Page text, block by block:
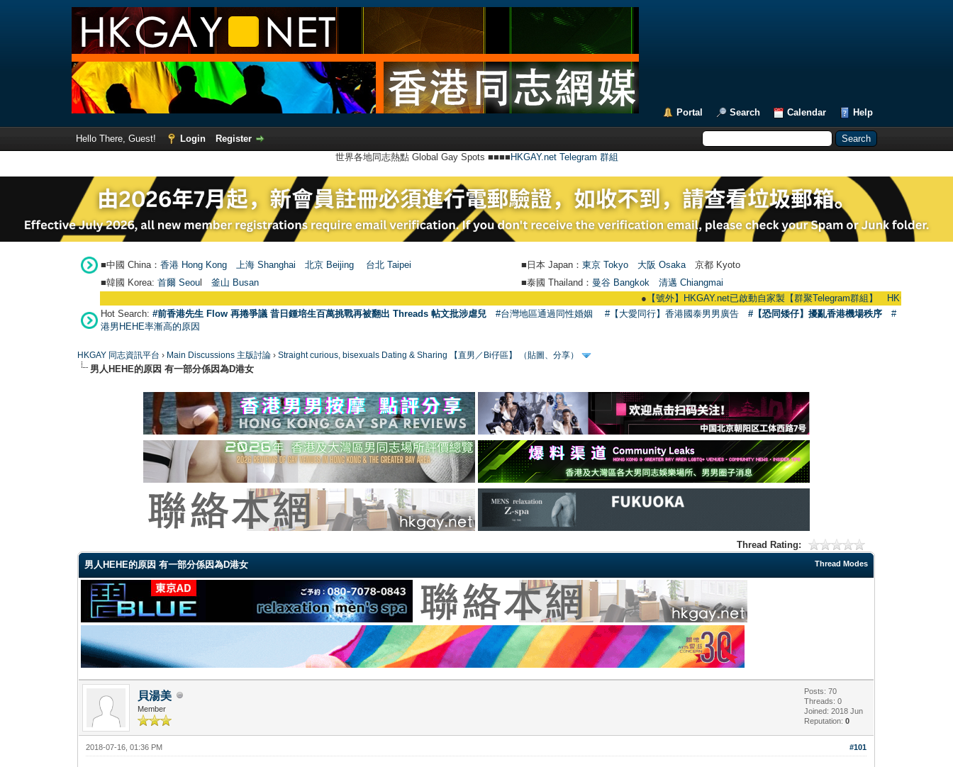
Portal Search Calendar Help
Hello There, Guest! Login
Register
世界各地同志熱點 Global Gay Spots ■■■■ HKGAY.net Telegram 群組
■中國 China： 香港 Hong Kong 上海 Shanghai 北京 Beijing 台北 Taipei ■日本 Japan： 東京 Tokyo 大阪 Osaka 京都 Kyoto
■韓國 Korea: 首爾 Seou 釜山 Busan ■泰國 Thailand： 曼谷 Bangkok
清邁 Chiangmai
【號外】HKGAY.net已啟動自家製【群聚Telegram群組】 HKGAY.net has already
Hot Search: #前香港先生 Flow 再捲爭議 昔日鍾培生百萬挑戰再被翻出 Threads 帖文批涉虐兒 #台灣地區通過同性婚姻 #【大愛同行】香港國泰男男廣告 #【恐同矮仔】擾亂香港機場秩序
#
港男HEHE率漸高的原因
HKGAY 同志資訊平台 › Main Discussions 主版討論 ›Straight curious, bisexuals Dating & Sharing 【直男／Bi仔區】 （貼圖、分享）
男人HEHE的原因 有一部分係因為D港女
Thread Rating:
Thread Modes
男人HEHE的原因 有一部分係因為D港女
貝湯美
Member
Posts: 70
Threads: 0
Joined: 2018 Jun
Reputation:0
#101
2018-07-16, 01:36 PM